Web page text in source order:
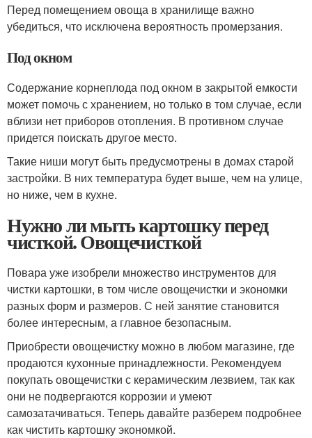
Перед помещением овоща в хранилище важно
убедиться, что исключена вероятность промерзания.
Под окном
Содержание корнеплода под окном в закрытой емкости
может помочь с хранением, но только в том случае, если
вблизи нет приборов отопления. В противном случае
придется поискать другое место.
Такие ниши могут быть предусмотрены в домах старой
застройки. В них температура будет выше, чем на улице,
но ниже, чем в кухне.
Нужно ли мыть картошку перед
чисткой. Овощечисткой
Повара уже изобрели множество инструментов для
чистки картошки, в том числе овощечистки и экономки
разных форм и размеров. С ней занятие становится
более интересным, а главное безопасным.
Приобрести овощечистку можно в любом магазине, где
продаются кухонные принадлежности. Рекомендуем
покупать овощечистки с керамическим лезвием, так как
они не подвергаются коррозии и умеют
самозатачиваться. Теперь давайте разберем подробнее
как чистить картошку экономкой.